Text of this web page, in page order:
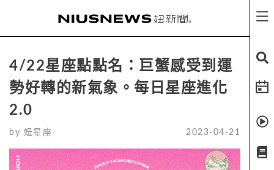
4/22星座點點名：巨蟹感受到運
勢好轉的新氣象。每日星座進化
2.0
by 妞星座 2023-04-21